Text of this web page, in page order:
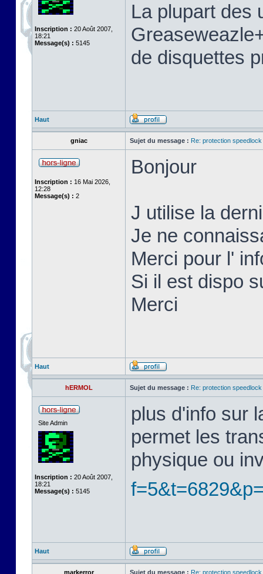
Inscription : 20 Août 2007,
18:21
Message(s) : 5145
La plupart des
de disquettes
Haut
gniac Sujet du message : Re: protection
Inscription : 16 Mai 2026,
12:28
Message(s) : 2
Bonjour
J utilise la
Je ne
Merci pour l'
Si il est dispo
Merci
Haut
hERMOL Sujet du message : Re: protection
Site Admin
Inscription : 20 Août 2007,
18:21
Message(s) : 5145
plus d'info sur
permet les
physique ou
Haut
markerror Sujet du message : Re: protection